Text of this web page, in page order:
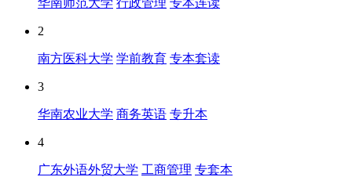
华南师范大学 行政管理 专本连读
2
南方医科大学 学前教育 专本套读
3
华南农业大学 商务英语 专升本
4
广东外语外贸大学 工商管理 专套本